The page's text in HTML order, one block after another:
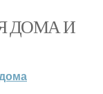
ДОМА И